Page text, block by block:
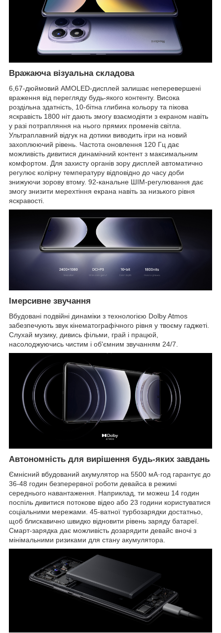
Вражаюча візуальна складова
6,67-дюймовий AMOLED-дисплей залишає неперевершені
враження від перегляду будь-якого контенту. Висока
роздільна здатність, 10-бітна глибина кольору та пікова
яскравість 1800 ніт дають змогу взаємодіяти з екраном навіть
у разі потрапляння на нього прямих променів світла.
Ультраплавний відгук на дотики виводить ігри на новий
захоплюючий рівень. Частота оновлення 120 Гц дає
можливість дивитися динамічний контент з максимальним
комфортом. Для захисту органів зору дисплей автоматично
регулює колірну температуру відповідно до часу доби
знижуючи зорову втому. 92-канальне ШІМ-регулювання дає
змогу знизити мерехтіння екрана навіть за низького рівня
яскравості.
Імерсивне звучання
Вбудовані подвійні динаміки з технологією Dolby Atmos
забезпечують звук кінематографічного рівня у твоєму гаджеті.
Слухай музику, дивись фільми, грай і працюй,
насолоджуючись чистим і об'ємним звучанням 24/7.
Автономність для вирішення будь-яких завдань
Ємнісний вбудований акумулятор на 5500 мА·год гарантує до
36-48 годин безперервної роботи девайса в режимі
середнього навантаження. Наприклад, ти можеш 14 годин
поспіль дивитися потокове відео або 23 години користуватися
соціальними мережами. 45-ватної турбозарядки достатньо,
щоб блискавично швидко відновити рівень заряду батареї.
Смарт-зарядка дає можливість дозарядити девайс вночі з
мінімальними ризиками для стану акумулятора.